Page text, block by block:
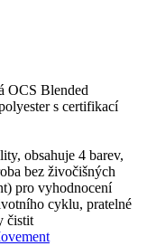
OCS Blended
s certifikací
obsahuje 4 barev,
bez živočišných
pro vyhodnocení
cyklu, pratelné
čistit